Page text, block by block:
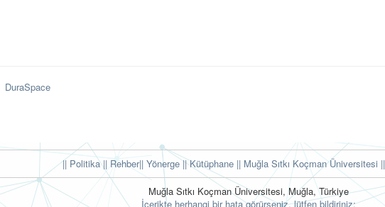
DuraSpace
|| Politika|| Rehber|| Yönerge|| Kütüphane || Muğla Sıtkı Koçman Üniversitesi ||
Muğla Sıtkı Koçman Üniversitesi, Muğla, Türkiye
İçerikte herhangi bir hata görürseniz, lütfen bildiriniz: